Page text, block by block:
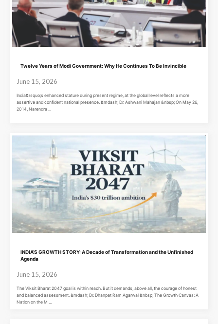
Twelve Years of Modi Government: Why He Continues To Be Invincible
June 15, 2026
India&rsquo;s enhanced stature during present regime, at the global level reflects a more
assertive and confident national presence. &mdash; Dr. Ashwani Mahajan &nbsp; On May 26,
2014, Narendra ...
INDIA’S GROWTH STORY: A Decade of Transformation and the Unfinished
Agenda
June 15, 2026
The Viksit Bharat 2047 goal is within reach. But it demands, above all, the courage of honest
and balanced assessment. &mdash; Dr. Dhanpat Ram Agarwal &nbsp; The Growth Canvas: A
Nation on the M ...